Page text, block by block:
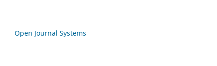
Open Journal Systems